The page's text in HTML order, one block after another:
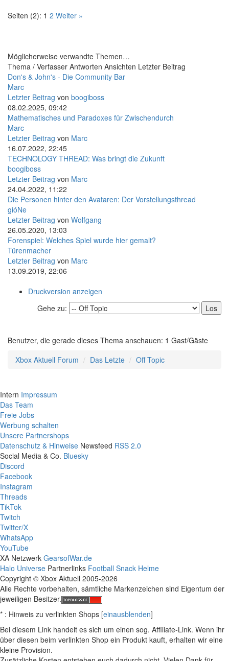
Seiten (2): 1 2 Weiter »
Möglicherweise verwandte Themen…
Thema / Verfasser Antworten Ansichten Letzter Beitrag
Don's & John's - Die Community Bar
Marc
Letzter Beitrag von boogiboss
08.02.2025, 09:42
Mathematisches und Paradoxes für Zwischendurch
Marc
Letzter Beitrag von Marc
16.07.2022, 22:45
TECHNOLOGY THREAD: Was bringt die Zukunft
boogiboss
Letzter Beitrag von Marc
24.04.2022, 11:22
Die Personen hinter den Avataren: Der Vorstellungsthread
gióNe
Letzter Beitrag von Wolfgang
26.05.2020, 13:03
Forenspiel: Welches Spiel wurde hier gemalt?
Türenmacher
Letzter Beitrag von Marc
13.09.2019, 22:06
Druckversion anzeigen
Gehe zu:
Benutzer, die gerade dieses Thema anschauen: 1 Gast/Gäste
Xbox Aktuell Forum
Das Letzte Off Topic
Intern Impressum
Das Team
Freie Jobs
Werbung schalten
Unsere Partnershops
Datenschutz & Hinweise Newsfeed RSS 2.0
Social Media & Co. Bluesky
Discord
Facebook
Instagram
Threads
TikTok
Twitch
Twitter/X
WhatsApp
YouTube
XA Netzwerk GearsofWar.de
Halo Universe Partnerlinks Football Snack Helme
Copyright © Xbox Aktuell 2005-2026
Alle Rechte vorbehalten, sämtliche Markenzeichen sind Eigentum der
jeweiligen Besitzer.
* : Hinweis zu verlinkten Shops [einausblenden]
Bei diesem Link handelt es sich um einen sog. Affiliate-Link. Wenn ihr
über diesen beim verlinkten Shop ein Produkt kauft, erhalten wir eine
kleine Provision.